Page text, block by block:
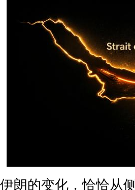
伊朗的变化，恰恰从